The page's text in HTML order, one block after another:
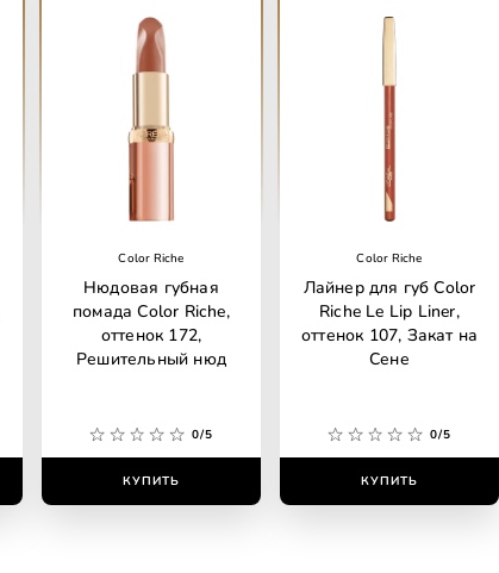
Color Riche
Нюдовая губная
помада Color Riche,
оттенок 172,
Решительный нюд
0/5
КУПИТЬ
Color Riche
Лайнер для губ Color
Riche Le Lip Liner,
оттенок 107, Закат на
Сене
0/5
КУПИТЬ